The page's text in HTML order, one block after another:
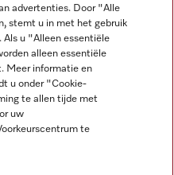
advertenties. Door "Alle
stemt u in met het gebruik
Als u "Alleen essentiële
alleen essentiële
Meer informatie en
u onder "Cookie-
te allen tijde met
uw
te